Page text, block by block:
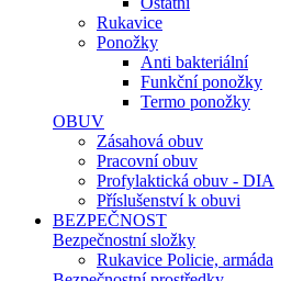
Rukavice
Ponožky
Anti bakteriální
Funkční ponožky
Termo ponožky
OBUV
Zásahová obuv
Pracovní obuv
Profylaktická obuv - DIA
Příslušenství k obuvi
BEZPEČNOST
Bezpečnostní složky
Rukavice Policie, armáda